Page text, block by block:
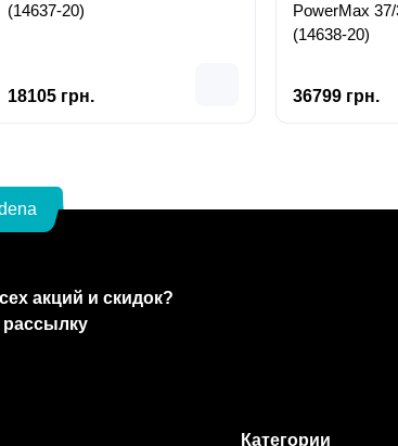
(14637-20)
18105 грн.
PowerMax
(14638-20)
36799 грн.
акций и скидок?
Категории